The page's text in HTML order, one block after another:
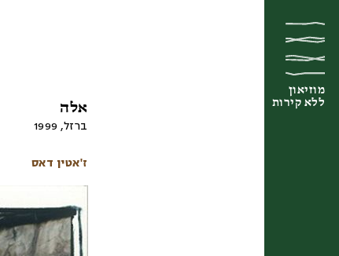
מוזיאון
ללא קירות
מוזיאון
ללא קירות
מוזיאון
ללא קירות
אלה
ברזל,
1999
ז'אטין דאס